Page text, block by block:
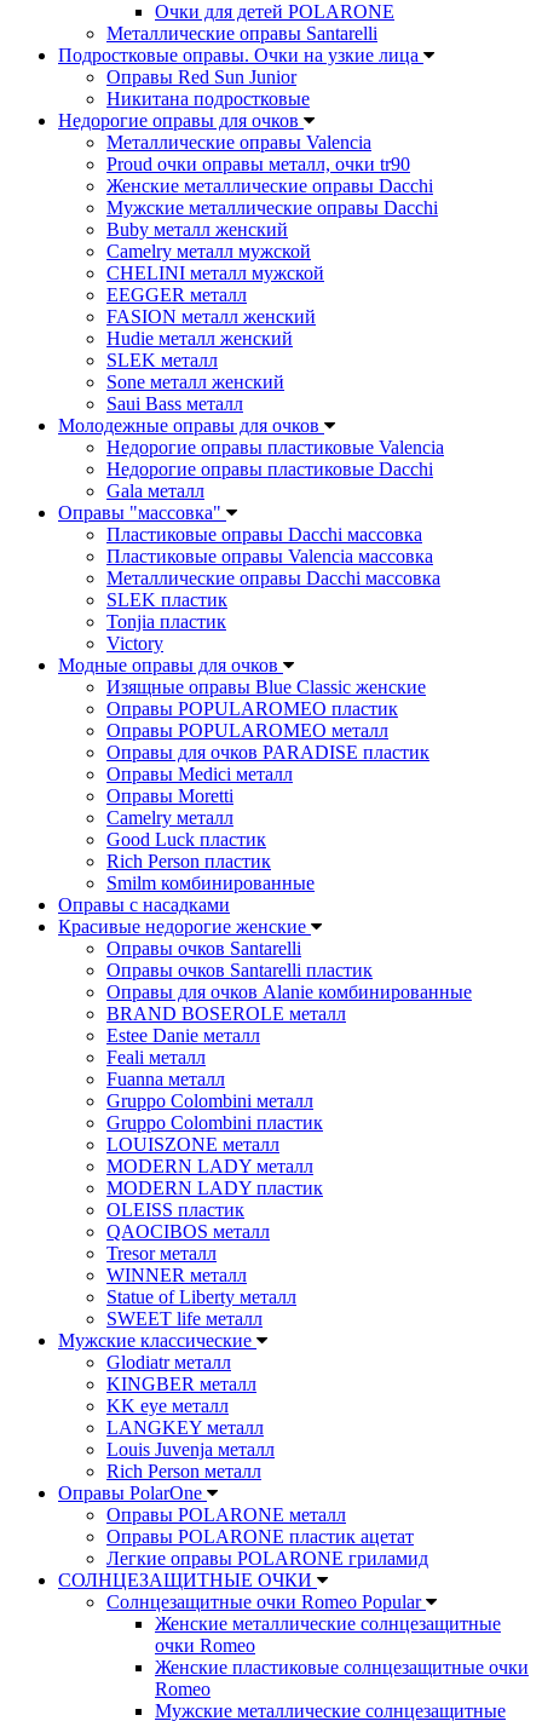
Очки для детей POLARONE
Металлические оправы Santarelli
Подростковые оправы. Очки на узкие лица
Оправы Red Sun Junior
Никитана подростковые
Недорогие оправы для очков
Металлические оправы Valencia
Proud очки оправы металл, очки tr90
Женские металлические оправы Dacchi
Мужские металлические оправы Dacchi
Buby металл женский
Camelry металл мужской
CHELINI металл мужской
EEGGER металл
FASION металл женский
Hudie металл женский
SLEK металл
Sone металл женский
Saui Bass металл
Молодежные оправы для очков
Недорогие оправы пластиковые Valencia
Недорогие оправы пластиковые Dacchi
Gala металл
Оправы "массовка"
Пластиковые оправы Dacchi массовка
Пластиковые оправы Valencia массовка
Металлические оправы Dacchi массовка
SLEK пластик
Tonjia пластик
Victory
Модные оправы для очков
Изящные оправы Blue Classic женские
Оправы POPULAROMEO пластик
Оправы POPULAROMEO металл
Оправы для очков PARADISE пластик
Оправы Medici металл
Оправы Moretti
Camelry металл
Good Luck пластик
Rich Person пластик
Smilm комбинированные
Оправы с насадками
Красивые недорогие женские
Оправы очков Santarelli
Оправы очков Santarelli пластик
Оправы для очков Alanie комбинированные
BRAND BOSEROLE металл
Estee Danie металл
Feali металл
Fuanna металл
Gruppo Colombini металл
Gruppo Colombini пластик
LOUISZONE металл
MODERN LADY металл
MODERN LADY пластик
OLEISS пластик
QAOCIBOS металл
Tresor металл
WINNER металл
Statue of Liberty металл
SWEET life металл
Мужские классические
Glodiatr металл
KINGBER металл
KK eye металл
LANGKEY металл
Louis Juvenja металл
Rich Person металл
Оправы PolarOne
Оправы POLARONE металл
Оправы POLARONE пластик ацетат
Легкие оправы POLARONE гриламид
СОЛНЦЕЗАЩИТНЫЕ ОЧКИ
Солнцезащитные очки Romeo Popular
Женские металлические солнцезащитные
очки Romeo
Женские пластиковые солнцезащитные очки
Romeo
Мужские металлические солнцезащитные